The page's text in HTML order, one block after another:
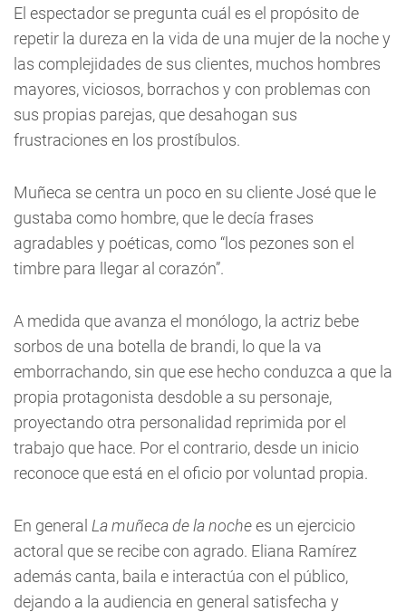
El espectador se pregunta cuál es el propósito de
repetir la dureza en la vida de una mujer de la noche y
las complejidades de sus clientes, muchos hombres
mayores, viciosos, borrachos y con problemas con
sus propias parejas, que desahogan sus
frustraciones en los prostíbulos.
Muñeca se centra un poco en su cliente José que le
gustaba como hombre, que le decía frases
agradables y poéticas, como “los pezones son el
timbre para llegar al corazón”.
A medida que avanza el monólogo, la actriz bebe
sorbos de una botella de brandi, lo que la va
emborrachando, sin que ese hecho conduzca a que la
propia protagonista desdoble a su personaje,
proyectando otra personalidad reprimida por el
trabajo que hace. Por el contrario, desde un inicio
reconoce que está en el oficio por voluntad propia.
En general La muñeca de la nochees un ejercicio
actoral que se recibe con agrado. Eliana Ramírez
además canta, baila e interactúa con el público,
dejando a la audiencia en general satisfecha y